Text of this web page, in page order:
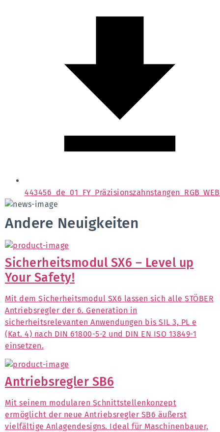
Andere Neuigkeiten
Sicherheitsmodul SX6 – Level up
Your Safety!
Mit dem Sicherheitsmodul SX6 lassen sich alle STÖBER
Antriebsregler der 6. Generation in
sicherheitsrelevanten Anwendungen bis SIL 3, PL e
(Kat. 4) nach DIN 61800-5-2 und DIN EN ISO 13849-1
einsetzen.
Antriebsregler SB6
Mit seinem modularen Schnittstellenkonzept
ermöglicht der neue Antriebsregler SB6 äußerst
vielfältige Anlagendesigns. Ideal für Maschinenbauer,